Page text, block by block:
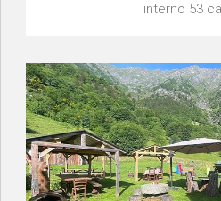
interno 53